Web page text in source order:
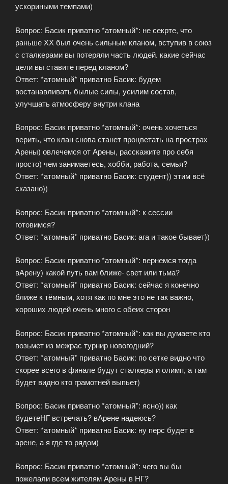
ускориными темпами)
Вопрос: Басик приватно *атомный*: не секрте, что
раньше ХХ был очень сильным кланом, вступив в союз
с сталкерами вы потеряли часть людей. какие сейчас
цели вы ставите перед кланом?
Ответ: *атомный* приватно Басик: будем
востанавливать былые силы, усилим состав,
улучшать атмосферу внутри клана
Вопрос: Басик приватно *атомный*: очень хочеться
верить, что клан снова станет процветать на прострах
Арены) овлечемся от Арены, расскажите про себя
просто) чем занимаетесь, хобби, работа, семья?
Ответ: *атомный* приватно Басик: студент)) этим всё
сказано))
Вопрос: Басик приватно *атомный*: к сессии
готовимся?
Ответ: *атомный* приватно Басик: ага и такое бывает))
Вопрос: Басик приватно *атомный*: вернемся тогда
вАрену) какой путь вам ближе- свет или тьма?
Ответ: *атомный* приватно Басик: сейчас я конечно
ближе к тёмным, хотя как по мне это не так важно,
хороших людей очень много с обеих сторон
Вопрос: Басик приватно *атомный*: как вы думаете кто
возьмет из межрас турнир новогодний?
Ответ: *атомный* приватно Басик: по сетке видно что
скорее всего в финале будут сталкеры и олимп, а там
будет видно кто грамотней выпьет)
Вопрос: Басик приватно *атомный*: ясно)) как
будетеНГ встречать? вАрене надеюсь?
Ответ: *атомный* приватно Басик: ну перс будет в
арене, а я где то рядом)
Вопрос: Басик приватно *атомный*: чего вы бы
пожелали всем жителям Арены в НГ?